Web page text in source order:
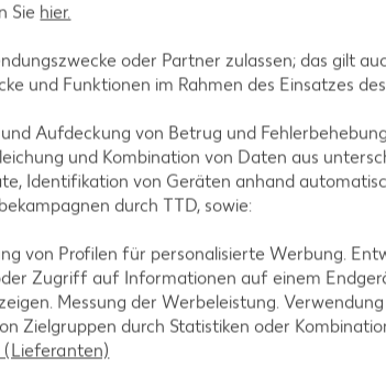
Sie hier.
oder Partner zulassen; das gilt
und Funktionen im Rahmen des Einsatzes
Aufdeckung von Betrug und
und Kombination von Daten aus
Identifikation von Geräten anhand
durch TTD, sowie:
von Profilen für personalisierte Werbung.
Zugriff auf Informationen auf einem
Messung der Werbeleistung.
Zielgruppen durch Statistiken oder